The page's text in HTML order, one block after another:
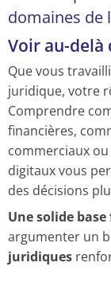
domaines de
Voir au-delà
Que vous
juridique, votre
Comprendre
financières,
commerciaux
digitaux vous
des décisions
Une solide
argumenter un
juridiques